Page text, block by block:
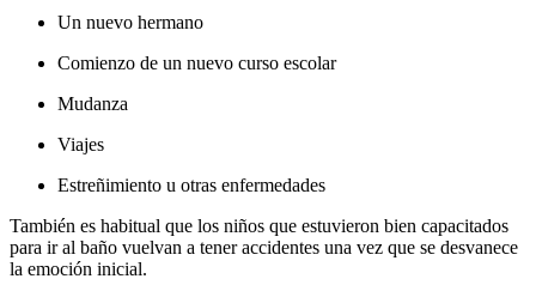
Un nuevo hermano
Comienzo de un nuevo curso escolar
Mudanza
Viajes
Estreñimiento u otras enfermedades
También es habitual que los niños que estuvieron bien capacitados
para ir al baño vuelvan a tener accidentes una vez que se desvanece
la emoción inicial.